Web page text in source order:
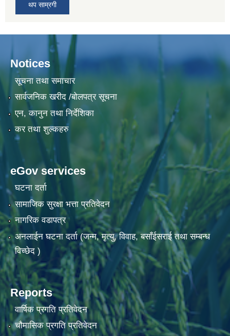
थप साम्रगी
Notices
सूचना तथा समाचार
सार्वजनिक खरीद /बोलपत्र सूचना
एन, कानुन तथा निर्देशिका
कर तथा शुल्कहरु
eGov services
घटना दर्ता
सामाजिक सुरक्षा भत्ता प्रतिवेदन
नागरिक वडापत्र
अनलाईन घटना दर्ता (जन्म, मृत्यु, विवाह, बसाँईसराई तथा सम्बन्ध
विच्छेद )
Reports
वार्षिक प्रगति प्रतिवेदन
चौमासिक प्रगति प्रतिवेदन